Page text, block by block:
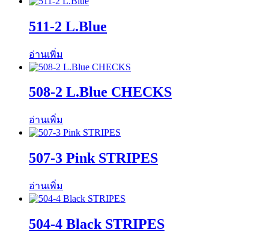
511-2 L.Blue
อ่านเพิ่ม
508-2 L.Blue CHECKS
อ่านเพิ่ม
507-3 Pink STRIPES
อ่านเพิ่ม
504-4 Black STRIPES